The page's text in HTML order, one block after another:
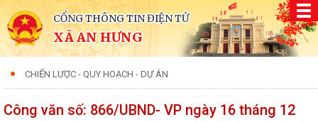
CỔNG THÔNG TIN ĐIỆN TỬ
XÃ AN HƯNG
CHIẾN LƯỢC - QUY HOẠCH - DỰ ÁN
Công văn số: 866/UBND- VP ngày 16 tháng 12